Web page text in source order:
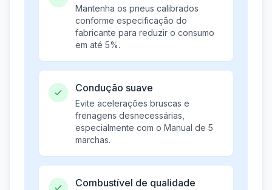
Mantenha os pneus calibrados
conforme especificação do
fabricante para reduzir o consumo
em até 5%.
Condução suave
Evite acelerações bruscas e
frenagens desnecessárias,
especialmente com o Manual de 5
marchas.
Combustível de qualidade